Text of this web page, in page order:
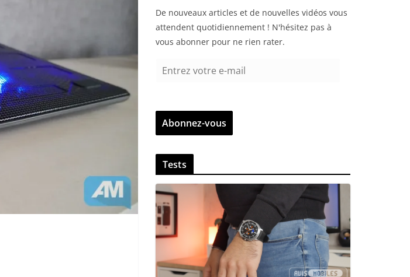
De nouveaux articles et de nouvelles vidéos vous
attendent quotidiennement ! N'hésitez pas à
vous abonner pour ne rien rater.
r
z
v
t
r
e
e
-
a
Abonnez-vous
Tests